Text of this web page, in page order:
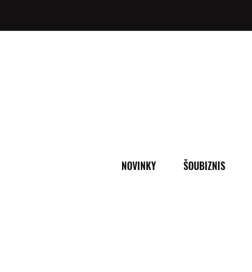
NOVINKY ŠOUBIZNIS